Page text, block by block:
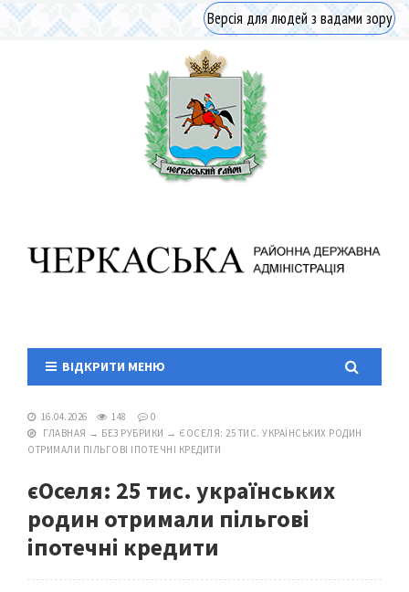
Версія для людей з вадами зору
ВІДКРИТИ МЕНЮ
16.04.2026 148
0
ГЛАВНАЯ → БЕЗ РУБРИКИ → ЄОСЕЛЯ: 25 ТИС. УКРАЇНСЬКИХ РОДИН
ОТРИМАЛИ ПІЛЬГОВІ ІПОТЕЧНІ КРЕДИТИ
єОселя: 25 тис. українських
родин отримали пільгові
іпотечні кредити